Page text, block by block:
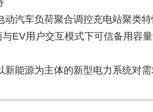
动汽车负荷聚合调控充电站聚类
EV用户交互模式下可信备用容
新能源为主体的新型电力系统对